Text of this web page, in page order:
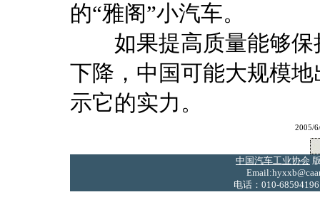
的“雅阁”小汽车。
如果提高质量能够保
下降，中国可能大规模
示它的实力。
2005/
中国汽车工业协会
电话：010-